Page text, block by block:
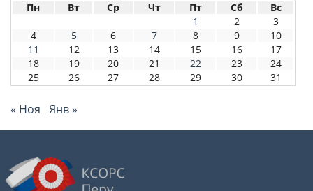
Пн Вт Ср Чт Пт Сб
Вс
1
2
3
4
5 6 7 8 9
10
11
12 13 14 15 16
17
18
19 20 21 22 23
24
25
26 27 28 29 30 31
« Ноя Янв »